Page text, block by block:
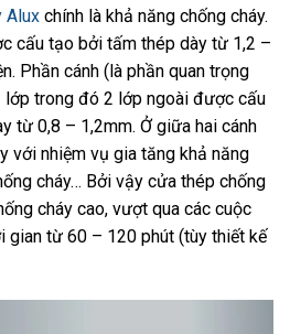
Alux chính là khả năng chống cháy.
cấu tạo bởi tấm thép dày từ 1,2 –
Phần cánh (là phần quan trọng
trong đó 2 lớp ngoài được cấu
từ 0,8 – 1,2mm. Ở giữa hai cánh
với nhiệm vụ gia tăng khả năng
cháy… Bởi vậy cửa thép chống
cháy cao, vượt qua các cuộc
gian từ 60 – 120 phút (tùy thiết kế